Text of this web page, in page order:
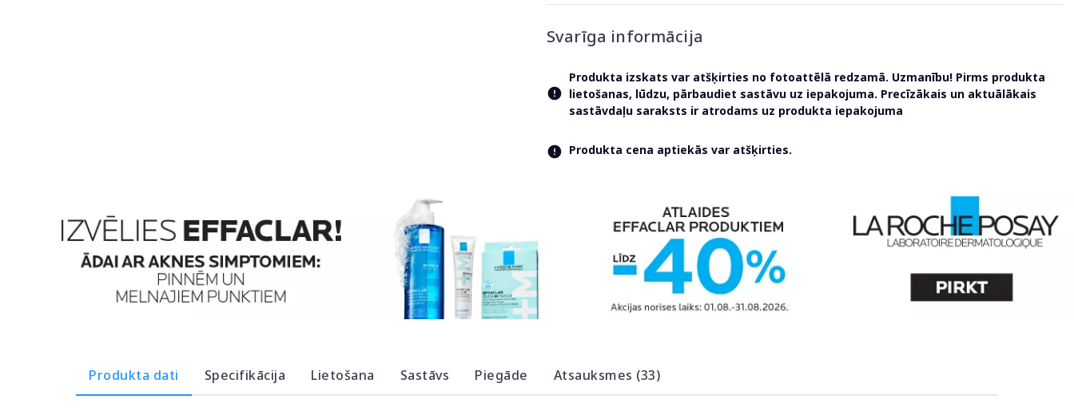
Svarīga informācija
Produkta izskats var atšķirties no fotoattēlā redzamā. Uzmanību! Pirms produkta
lietošanas, lūdzu, pārbaudiet sastāvu uz iepakojuma. Precīzākais un aktuālākais
sastāvdaļu saraksts ir atrodams uz produkta iepakojuma
Produkta cena aptiekās var atšķirties.
Produkta dati Specifikācija Lietošana Sastāvs Piegāde Atsauksmes (33)